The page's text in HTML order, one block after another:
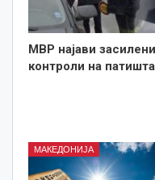
МВР најави засилени
контроли на
МАКЕДОНИЈА